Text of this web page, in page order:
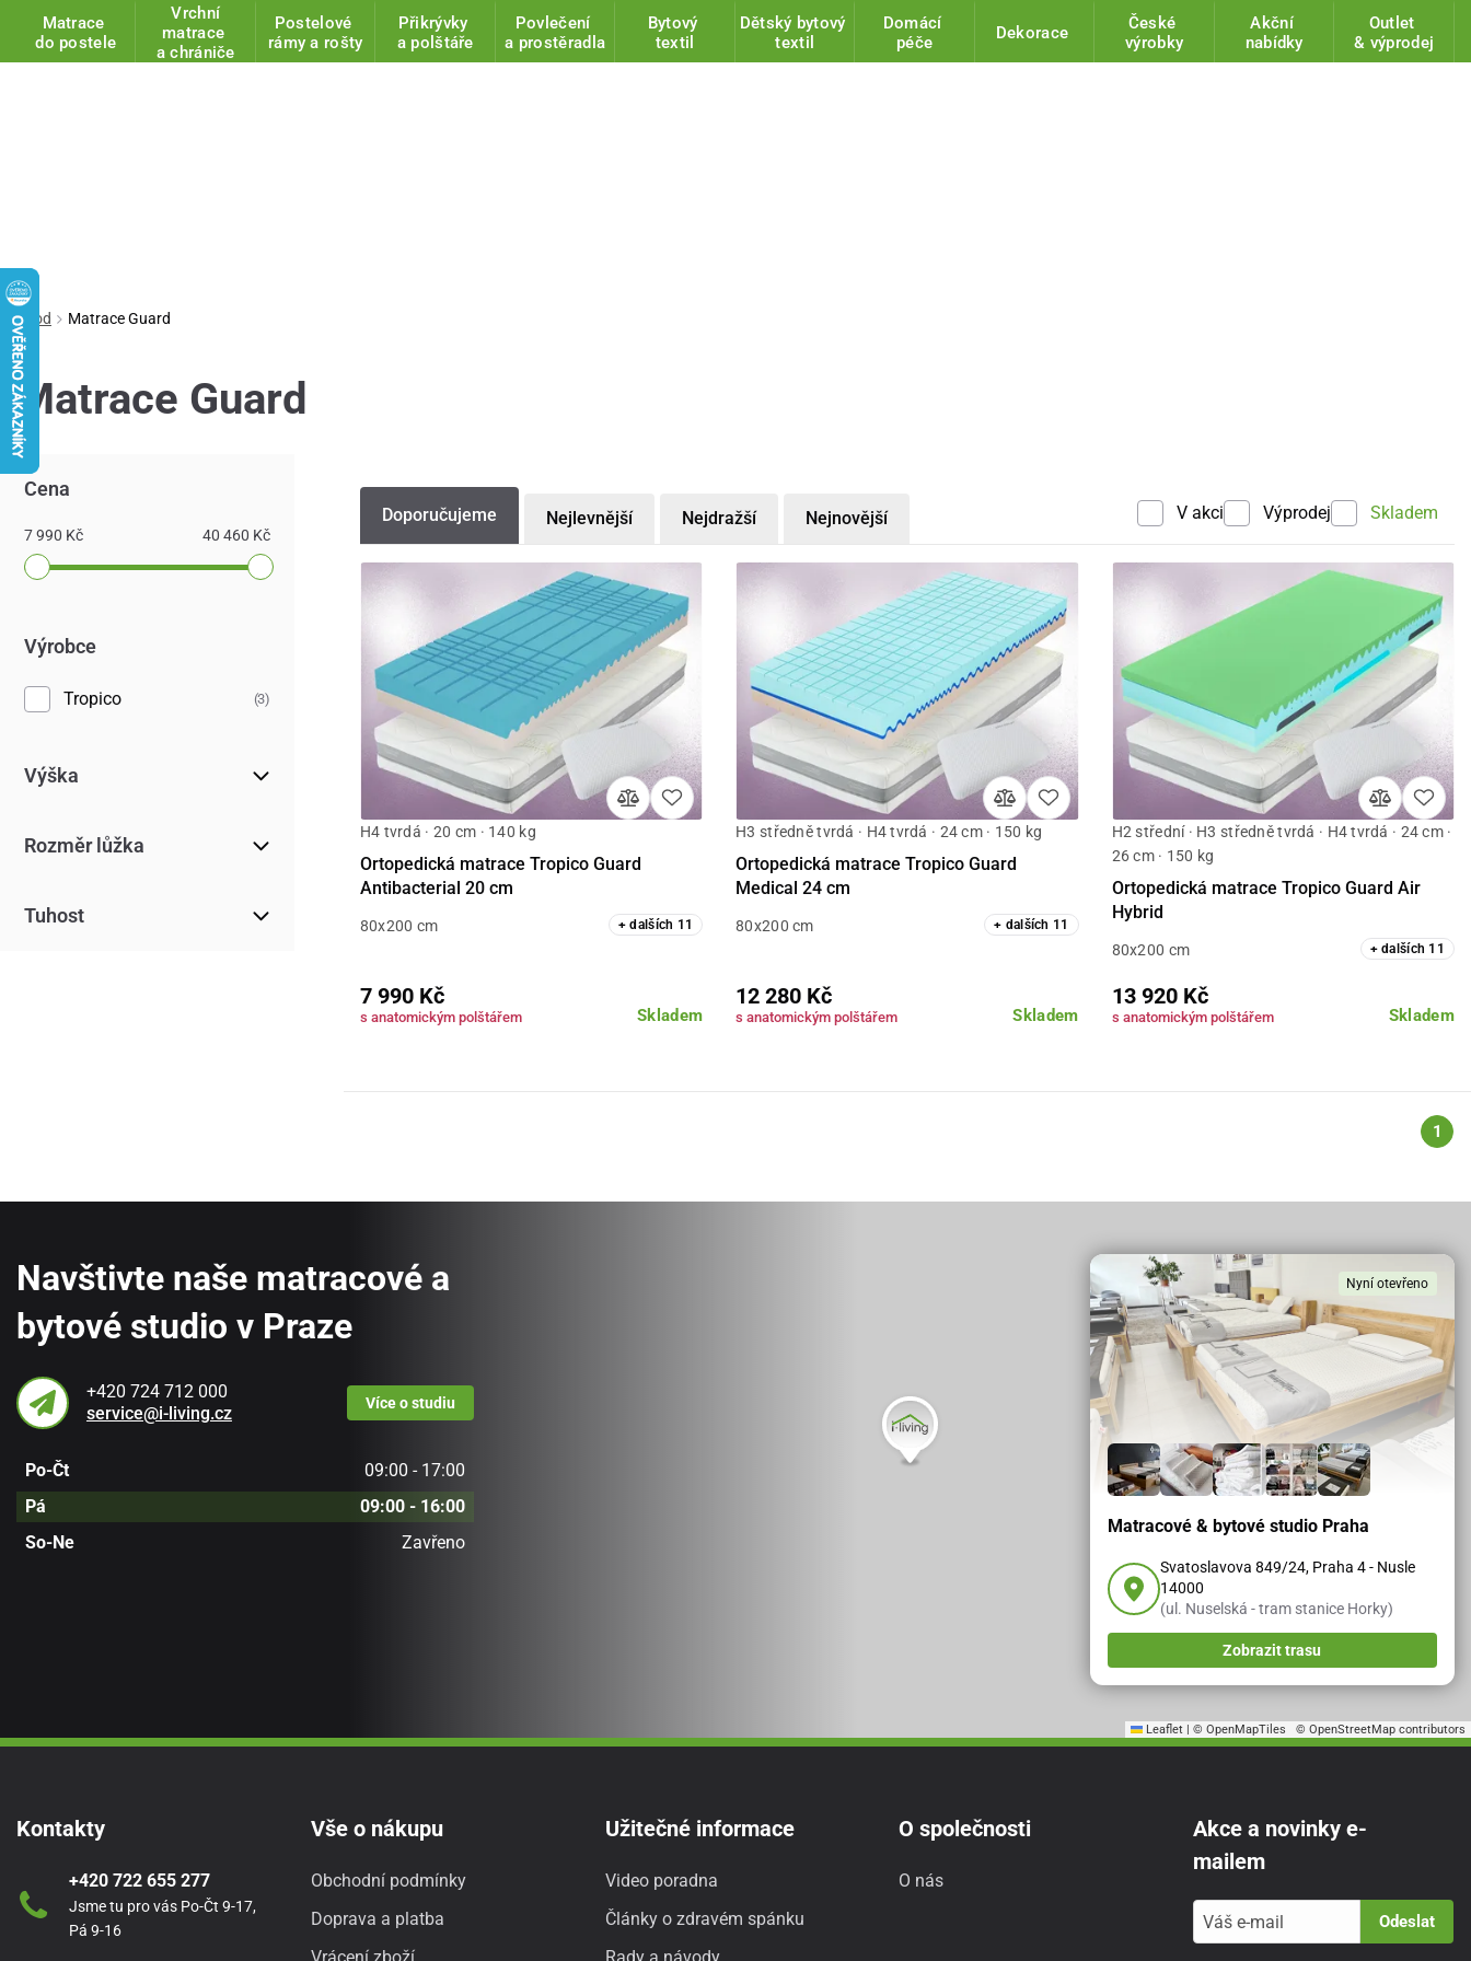
Matrace
do postele
Vrchní
matrace
a chrániče
Postelové
rámy a rošty
Přikrývky
a polštáře
Povlečení
a prostěradla
Bytový
textil
Dětský bytový
textil
Domácí
péče
Dekorace
České
výrobky
Akční
nabídky
Outlet
& výprodej
Úvod Matrace Guard
Matrace Guard
Cena
7 990 Kč 40 460 Kč
Výrobce
Tropico (3)
Výška
Rozměr lůžka
Tuhost
Doporučujeme Nejlevnější Nejdražší Nejnovější V akci Výprodej Skladem
H4 tvrdá · 20 cm · 140 kg
Ortopedická matrace Tropico Guard
Antibacterial 20 cm
80x200 cm + dalších 11
Skladem
7 990 Kč
s anatomickým polštářem
H3 středně tvrdá · H4 tvrdá · 24 cm · 150 kg
Ortopedická matrace Tropico Guard
Medical 24 cm
80x200 cm + dalších 11
Skladem
12 280 Kč
s anatomickým polštářem
H2 střední · H3 středně tvrdá · H4 tvrdá · 24 cm ·
26 cm · 150 kg
Ortopedická matrace Tropico Guard Air
Hybrid
80x200 cm +dalších 11
Skladem
13 920 Kč
s anatomickým polštářem
1
Leaflet © OpenMapTiles © OpenStreetMap contributors
Navštivte naše matracové a
bytové studio v Praze
+420 724 712 000
service@i-living.cz
Víceo studiu
Po-Čt
09:00 - 17:00
Pá
09:00 - 16:00
So-Ne
Zavřeno
Nyní otevřeno
Matracové & bytové studio Praha
Svatoslavova 849/24, Praha 4 - Nusle
14000
(ul. Nuselská - tram stanice Horky)
Zobrazit trasu
Kontakty
+420 722 655 277
Jsme tu pro vás Po-Čt 9-17,
Pá 9-16
Vše o nákupu
Obchodní podmínky
Doprava a platba
Užitečné informace
Video poradna
Články o zdravém spánku
O společnosti
O nás
Akce a novinky e-
mailem
Odeslat